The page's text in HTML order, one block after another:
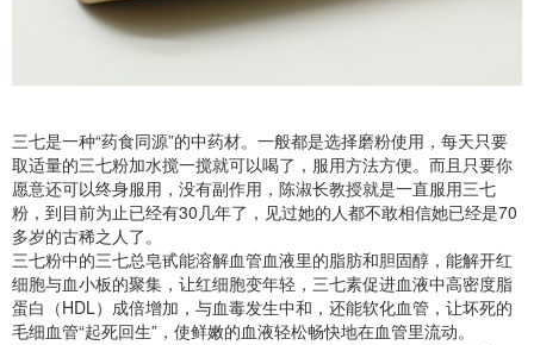
三七是一种“药食同源”的中药材。一般都是选择磨粉使用，每天只要
取适量的三七粉加水搅一搅就可以喝了，服用方法方便。而且只要你
愿意还可以终身服用，没有副作用，陈淑长教授就是一直服用三七
粉，到目前为止已经有30几年了，见过她的人都不敢相信她已经是70
多岁的古稀之人了。
三七粉中的三七总皂甙能溶解血管血液里的脂肪和胆固醇，能解开红
细胞与血小板的聚集，让红细胞变年轻，三七素促进血液中高密度脂
蛋白（HDL）成倍增加，与血毒发生中和，还能软化血管，让坏死的
毛细血管“起死回生”，使鲜嫩的血液轻松畅快地在血管里流动。